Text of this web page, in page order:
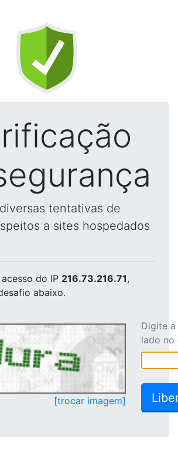
tentativas de
a sites hospedados
do IP 216.73.216.71,
abaixo.
[trocar imagem]
Digite
lado no